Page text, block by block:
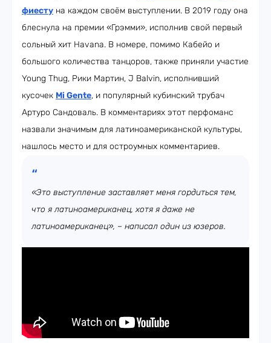
фиесту на каждом своём выступлении. В 2019 году она
блеснула на премии «Грэмми», исполнив свой первый
сольный хит Havana. В номере, помимо Кабейо и
большого количества танцоров, также приняли участие
Young Thug, Рики Мартин, J Balvin, исполнивший
кусочек Mi Gente, и популярный кубинский трубач
Артуро Сандоваль. В комментариях этот перфоманс
назвали значимым для латиноамериканской культуры,
нашлось место и для остроумных комментариев.
«Это выступление заставляет меня гордиться тем,
что я латиноамериканец, хотя я даже не
латиноамериканец», – написал один из юзеров.